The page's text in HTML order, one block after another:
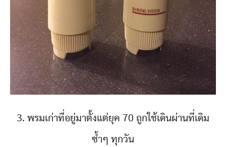
3. พรมเก่าที่อยู่มาตั้งแต่ยุค 70 ถูกใช้เดินผ่านที่เดิม
ซ้ำๆ ทุกวัน